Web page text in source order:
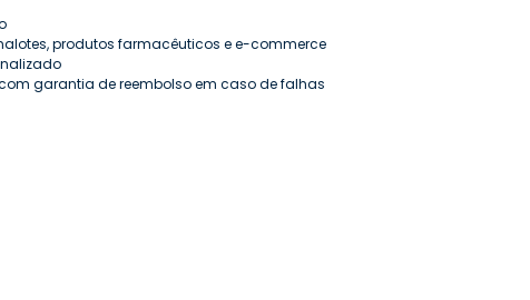
produtos farmacêuticos e e-commerce
garantia de reembolso em caso de falhas